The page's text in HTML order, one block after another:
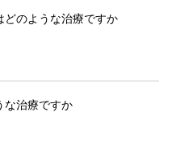
どのような治療ですか
な治療ですか